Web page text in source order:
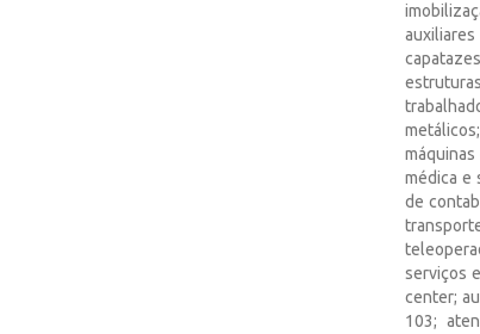
médica e
de
serviços
center;
103;